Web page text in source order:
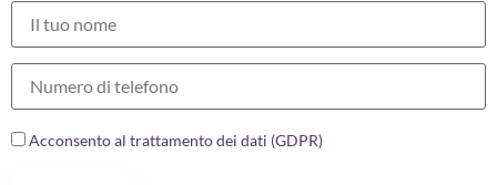
Acconsento al trattamento dei dati (GDPR)